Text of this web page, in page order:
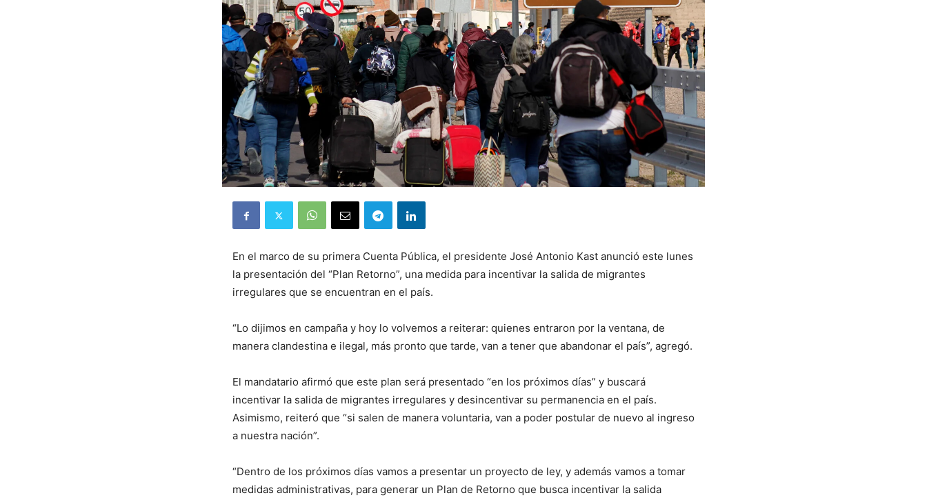
En el marco de su primera Cuenta Pública, el presidente José Antonio Kast anunció este lunes
la presentación del “Plan Retorno”, una medida para incentivar la salida de migrantes
irregulares que se encuentran en el país.
“Lo dijimos en campaña y hoy lo volvemos a reiterar: quienes entraron por la ventana, de
manera clandestina e ilegal, más pronto que tarde, van a tener que abandonar el país”, agregó.
El mandatario afirmó que este plan será presentado “en los próximos días” y buscará
incentivar la salida de migrantes irregulares y desincentivar su permanencia en el país.
Asimismo, reiteró que “si salen de manera voluntaria, van a poder postular de nuevo al ingreso
a nuestra nación”.
“Dentro de los próximos días vamos a presentar un proyecto de ley, y además vamos a tomar
medidas administrativas, para generar un Plan de Retorno que busca incentivar la salida